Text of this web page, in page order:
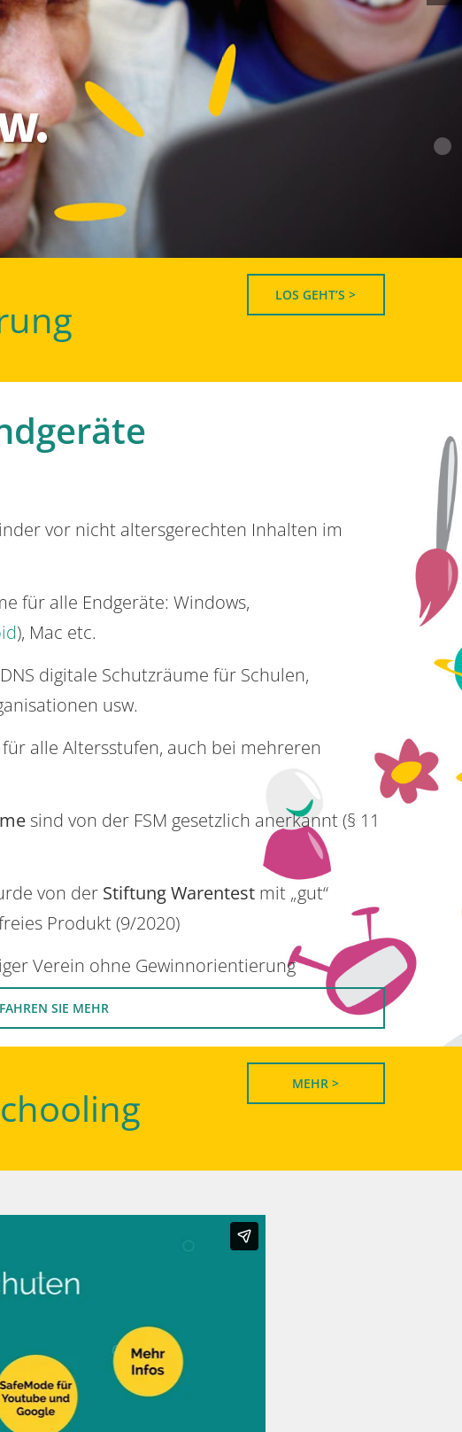
LOS GEHT’S >
vor nicht altersgerechten Inhalten im
für alle Endgeräte: Windows,
), Mac etc.
digitale Schutzräume für Schulen,
usw.
alle Altersstufen, auch bei mehreren
sind von der FSM gesetzlich anerkannt (§ 11
von der Stiftung Warentestmit „gut“
Produkt (9/2020)
Verein ohne Gewinnorientierung
SIE MEHR
MEHR >